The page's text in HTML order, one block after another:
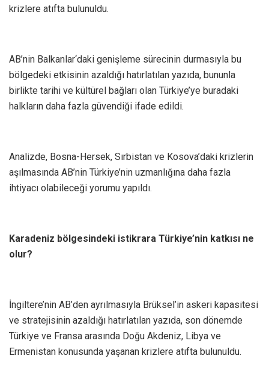
krizlere atıfta bulunuldu.
AB’nin Balkanlar‘daki genişleme sürecinin durmasıyla bu
bölgedeki etkisinin azaldığı hatırlatılan yazıda, bununla
birlikte tarihi ve kültürel bağları olan Türkiye’ye buradaki
halkların daha fazla güvendiği ifade edildi.
Analizde, Bosna-Hersek, Sırbistan ve Kosova’daki krizlerin
aşılmasında AB’nin Türkiye’nin uzmanlığına daha fazla
ihtiyacı olabileceği yorumu yapıldı.
Karadeniz bölgesindeki istikrara Türkiye’nin katkısı ne
olur?
İngiltere’nin AB’den ayrılmasıyla Brüksel’in askeri kapasitesi
ve stratejisinin azaldığı hatırlatılan yazıda, son dönemde
Türkiye ve Fransa arasında Doğu Akdeniz, Libya ve
Ermenistan konusunda yaşanan krizlere atıfta bulunuldu.